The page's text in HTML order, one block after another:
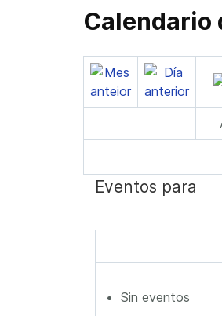
Calendario
Eventos para
Sin eventos